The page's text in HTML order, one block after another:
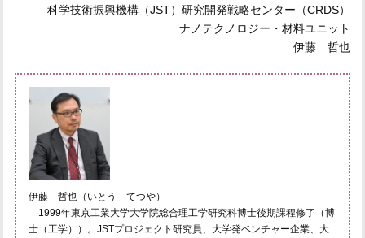
科学技術振興機構（JST）研究開発戦略センター（CRDS）
ナノテクノロジー・材料ユニット
伊藤 哲也
伊藤 哲也（いとう てつや）
1999年東京工業大学大学院総合理工学研究科博士後期課程修了（博
士（工学））。JSTプロジェクト研究員、大学発ベンチャー企業、大